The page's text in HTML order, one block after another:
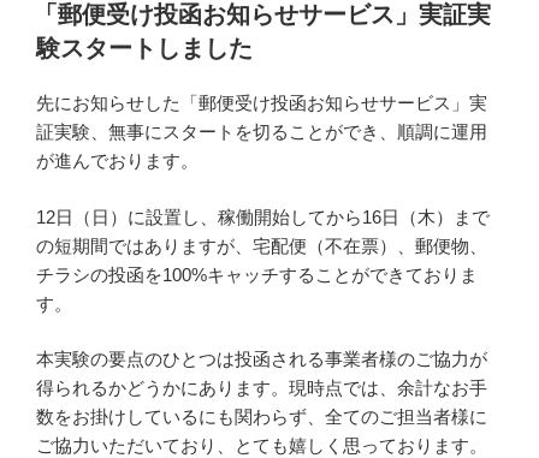
「郵便受け投函お知らせサービス」実証実
験スタートしました
先にお知らせした「郵便受け投函お知らせサービス」実
証実験、無事にスタートを切ることができ、順調に運用
が進んでおります。
12日（日）に設置し、稼働開始してから16日（木）まで
の短期間ではありますが、宅配便（不在票）、郵便物、
チラシの投函を100%キャッチすることができておりま
す。
本実験の要点のひとつは投函される事業者様のご協力が
得られるかどうかにあります。現時点では、余計なお手
数をお掛けしているにも関わらず、全てのご担当者様に
ご協力いただいており、とても嬉しく思っております。